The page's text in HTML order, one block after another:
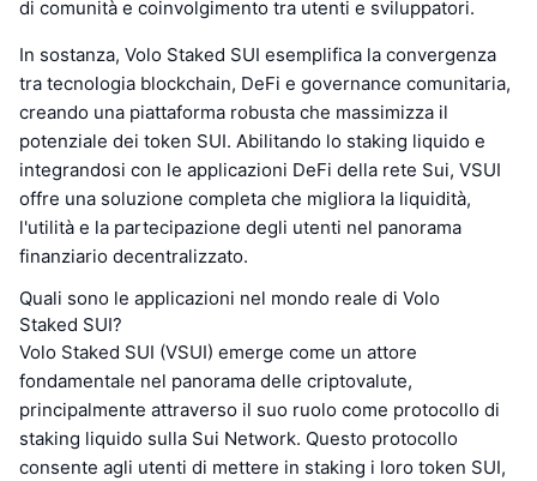
di comunità e coinvolgimento tra utenti e sviluppatori.
In sostanza, Volo Staked SUI esemplifica la convergenza
tra tecnologia blockchain, DeFi e governance comunitaria,
creando una piattaforma robusta che massimizza il
potenziale dei token SUI. Abilitando lo staking liquido e
integrandosi con le applicazioni DeFi della rete Sui, VSUI
offre una soluzione completa che migliora la liquidità,
l'utilità e la partecipazione degli utenti nel panorama
finanziario decentralizzato.
Quali sono le applicazioni nel mondo reale di Volo
Staked SUI?
Volo Staked SUI (VSUI) emerge come un attore
fondamentale nel panorama delle criptovalute,
principalmente attraverso il suo ruolo come protocollo di
staking liquido sulla Sui Network. Questo protocollo
consente agli utenti di mettere in staking i loro token SUI,